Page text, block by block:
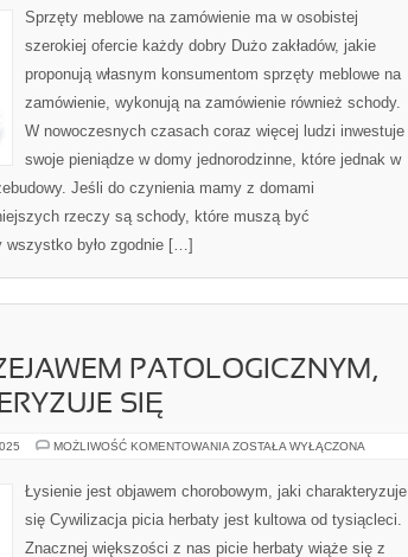
OFERUJĄ
WŁASNYM
SPRZĘTY
Sprzęty meblowe na zamówienie ma w osobistej
szerokiej ofercie każdy dobry Dużo zakładów, jakie
proponują własnym konsumentom sprzęty meblowe na
zamówienie, wykonują na zamówienie również schody.
W nowoczesnych czasach coraz więcej ludzi inwestuje
swoje pieniądze w domy jednorodzinne, które jednak w
Jeśli do czynienia mamy z domami
rzeczy są schody, które muszą być
wszystko było zgodnie […]
PATOLOGICZNYM,
SIĘ
MOŻLIWOŚĆ KOMENTOWANIA ŁYSIENIE
PATOLOGICZNYM,
KTÓRY
SIĘ
ZOSTAŁA WYŁĄCZONA
Łysienie jest objawem chorobowym, jaki charakteryzuje
się Cywilizacja picia herbaty jest kultowa od tysiącleci.
Znacznej większości z nas picie herbaty wiąże się z